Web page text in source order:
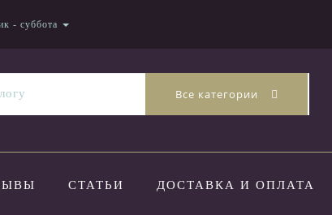
- суббота
Все категории
СТАТЬИ ДОСТАВКА И ОПЛАТА